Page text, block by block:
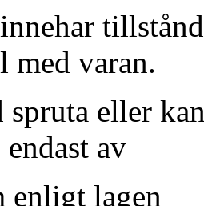
med varan.
spruta eller
av
lagen